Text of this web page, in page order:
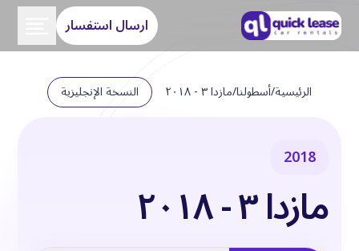
ارسال استفسار
الرئيسية/أسطولنا/مازدا ٣ - ٢٠١٨ النسخة الإنجليزية
2018
مازدا ٣ - ٢٠١٨